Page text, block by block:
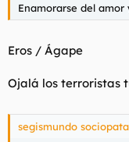
Enamorarse del
Eros / Ágape
Ojalá los terroristas
segismundo